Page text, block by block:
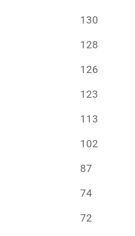
130
128
126
123
113
102
87
74
72